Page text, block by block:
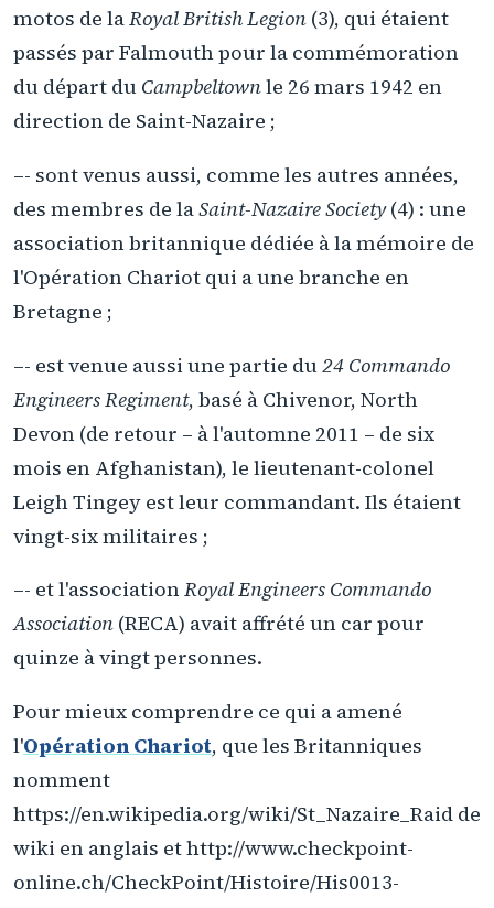
motos de laRoyal British Legion (3), qui étaient
passés par Falmouth pour la commémoration
du départ du Campbeltownle 26 mars 1942 en
direction de Saint-Nazaire ;
–- sont venus aussi, comme les autres années,
des membres de laSaint-Nazaire Society(4) : une
association britannique dédiée à la mémoire de
l'Opération Chariot qui a une branche en
Bretagne ;
–- est venue aussi une partie du24 Commando
Engineers Regiment, basé à Chivenor, North
Devon (de retour – à l'automne 2011 – de six
mois en Afghanistan), le lieutenant-colonel
Leigh Tingey est leur commandant. Ils étaient
vingt-six militaires ;
–- et l'associationRoyal Engineers Commando
Association (RECA) avait affrété un car pour
quinze à vingt personnes.
Pour mieux comprendre ce qui a amené
l'Opération Chariot, que les Britanniques
nomment
https://en.wikipedia.org/wiki/St_Nazaire_Raid de
wiki en anglais et http://www.checkpoint-
online.ch/CheckPoint/Histoire/His0013-